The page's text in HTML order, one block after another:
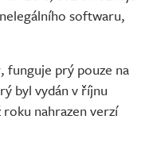
softwaru,
, funguje prý pouze na
byl vydán v říjnu
nahrazen verzí